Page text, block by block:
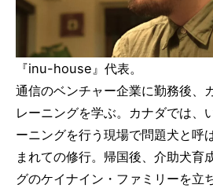
『inu-house』 代表。
通信のベンチャー企業に勤務後、
レーニングを学ぶ。カナダでは、
ーニングを行う現場で問題犬と呼
まれての修行。帰国後、 介助犬育
グのケイナイン・ ファミリーを立